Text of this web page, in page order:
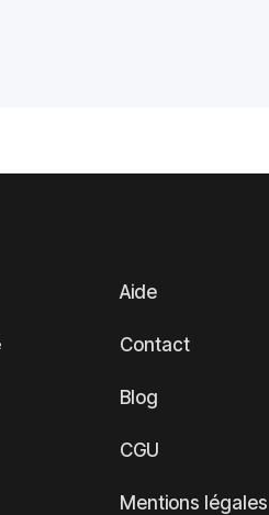
Aide
Contact
Blog
CGU
Mentions légales